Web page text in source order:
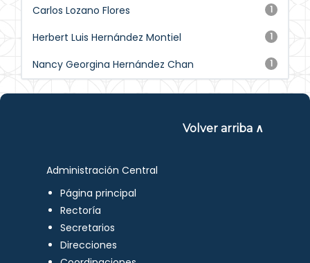
1
Carlos Lozano Flores
1
Herbert Luis Hernández Montiel
1
Nancy Georgina Hernández Chan
Volver arriba ∧
Administración Central
Página principal
Rectoría
Secretarios
Direcciones